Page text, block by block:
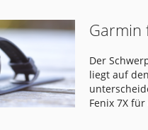
Garmin
Der
liegt auf
Fenix 7X